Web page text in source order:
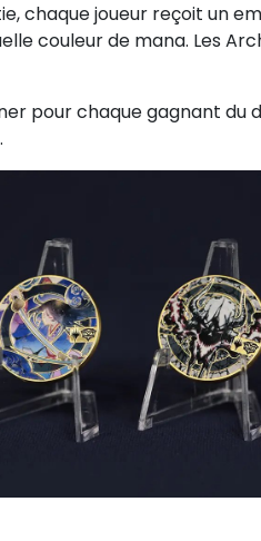
chaque joueur reçoit un
couleur de mana. Les
pour chaque gagnant du